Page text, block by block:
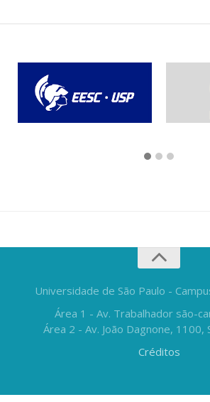
Universidade de São Paulo -
Área 1 - Av. Trabalhador são-
Área 2 - Av. João Dagnone, 1100,
Créditos